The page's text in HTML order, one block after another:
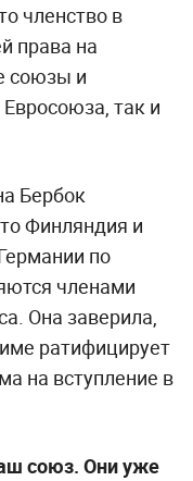
членство в
права на
союзы и
так и
Бербок
Финляндия и
по
членами
Она заверила,
ратифицирует
на вступление в
союз. Они уже